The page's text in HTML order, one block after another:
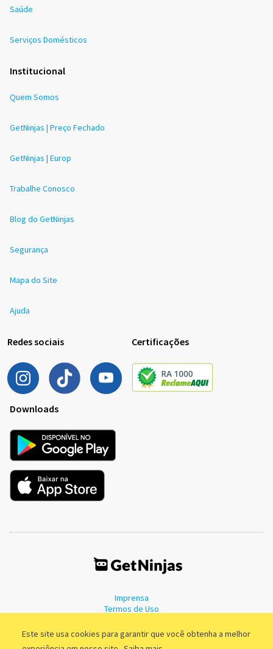
Este site usa cookies para garantir que você obtenha a melhor
Saúde
Serviços Domésticos
Institucional
Quem Somos
GetNinjas | Preço Fechado
GetNinjas | Europ
Trabalhe Conosco
Blog do GetNinjas
Segurança
Mapa do Site
Ajuda
Redes sociais Certificações
Downloads
Imprensa
Termos de Uso